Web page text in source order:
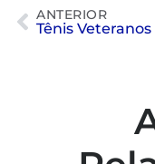
ANTERIOR